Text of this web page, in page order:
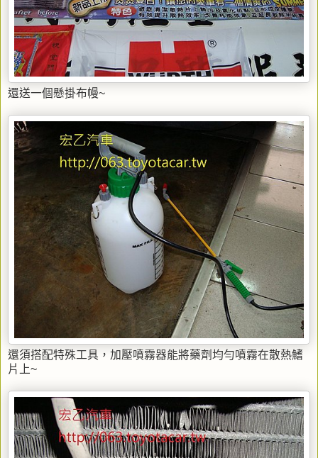
還送一個懸掛布幔~
還須搭配特殊工具，加壓噴霧器能將藥劑均勻噴霧在散熱鰭
片上~